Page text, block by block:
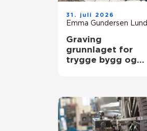
31. juli 2026
Emma Gundersen Lund
Graving
grunnlaget for
trygge bygg og